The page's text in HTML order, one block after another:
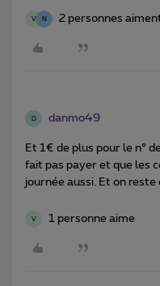
V N 2 personnes
D danmo49
Et 1€ de plus pour le n°
fait pas payer et que les
journée aussi. Et on reste
V 1 personne aime